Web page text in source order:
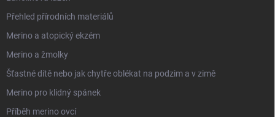
Přehled přírodních materiálů
Merino a atopický ekzém
Merino a žmolky
Šťastné dítě nebo jak chytře oblékat na podzim a v zimě
Merino pro klidný spánek
Příběh merino ovcí